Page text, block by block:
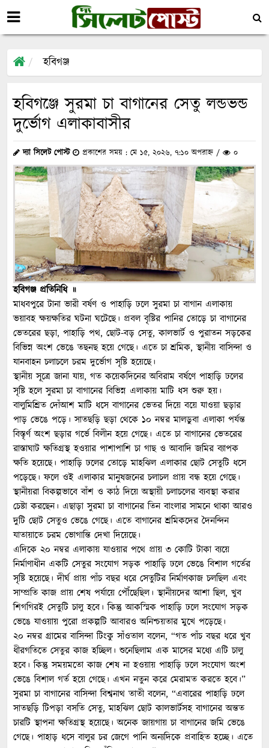
হবিগঞ্জ
হবিগঞ্জে সুরমা চা বাগানের সেতু লন্ডভন্ড
দুর্ভোগ এলাকাবাসীর
দ্যা সিলেট পোস্ট প্রকাশের সময় : মে ১৫, ২০২৬, ৭:১০ অপরাহ্ন / ০
হবিগঞ্জ প্রতিনিধি ॥
মাধবপুরে টানা ভারী বর্ষণ ও পাহাড়ি ঢলে সুরমা চা বাগান এলাকায়
ভয়াবহ ক্ষয়ক্ষতির ঘটনা ঘটেছে। প্রবল বৃষ্টির পানির তোড়ে চা বাগানের
ভেতরের ছড়া, পাহাড়ি পথ, ছোট-বড় সেতু, কালভার্ট ও পুরাতন সড়কের
বিভিন্ন অংশ ভেঙে তছনছ হয়ে গেছে। এতে চা শ্রমিক, স্থানীয় বাসিন্দা ও
যানবাহন চলাচলে চরম দুর্ভোগ সৃষ্টি হয়েছে।
স্থানীয় সূত্রে জানা যায়, গত কয়েকদিনের অবিরাম বর্ষণে পাহাড়ি ঢলের
সৃষ্টি হলে সুরমা চা বাগানের বিভিন্ন এলাকায় মাটি ধস শুরু হয়।
বালুমিশ্রিত দোঁআশ মাটি ধসে বাগানের ভেতর দিয়ে বয়ে যাওয়া ছড়ার
পাড় ভেঙে পড়ে। সাতছড়ি ছড়া থেকে ১০ নম্বর মালডুবা এলাকা পর্যন্ত
বিস্তৃর্ণ অংশ ছড়ার গর্ভে বিলীন হয়ে গেছে। এতে চা বাগানের ভেতরের
রাস্তাঘাট ক্ষতিগ্রস্থ হওয়ার পাশাপাশি চা গাছ ও আবাদি জমির ব্যাপক
ক্ষতি হয়েছে। পাহাড়ি ঢলের তোড়ে মাহঝিল এলাকার ছোট সেতুটি ধসে
পড়েছে। ফলে ওই এলাকার মানুষজনের চলাচল প্রায় বন্ধ হয়ে গেছে।
স্থানীয়রা বিকল্পভাবে বাঁশ ও কাঠ দিয়ে অস্থায়ী চলাচলের ব্যবস্থা করার
চেষ্টা করছেন। এছাড়া সুরমা চা বাগানের তিন বাংলার সামনে থাকা আরও
দুটি ছোট সেতুও ভেঙে গেছে। এতে বাগানের শ্রমিকদের দৈনন্দিন
যাতায়াতে চরম ভোগান্তি দেখা দিয়েছে।
এদিকে ২০ নম্বর এলাকায় যাওয়ার পথে প্রায় ৩ কোটি টাকা ব্যয়ে
নির্মাণাধীন একটি সেতুর সংযোগ সড়ক পাহাড়ি ঢলে ভেঙে বিশাল গর্তের
সৃষ্টি হয়েছে। দীর্ঘ প্রায় পাঁচ বছর ধরে সেতুটির নির্মাণকাজ চলছিল এবং
সাম্প্রতি কাজ প্রায় শেষ পর্যায়ে পৌঁছেছিল। স্থানীয়দের আশা ছিল, খুব
শিগগিরই সেতুটি চালু হবে। কিন্তু আকস্মিক পাহাড়ি ঢলে সংযোগ সড়ক
ভেঙে যাওয়ায় পুরো প্রকল্পটি আবারও অনিশ্চয়তার মুখে পড়েছে।
২০ নম্বর গ্রামের বাসিন্দা টিংকু সাঁওতাল বলেন, “গত পাঁচ বছর ধরে খুব
ধীরগতিতে সেতুর কাজ হচ্ছিল। শুনেছিলাম এক মাসের মধ্যে এটি চালু
হবে। কিন্তু সময়মতো কাজ শেষ না হওয়ায় পাহাড়ি ঢলে সংযোগ অংশ
ভেঙে বিশাল গর্ত হয়ে গেছে। এখন নতুন করে মেরামত করতে হবে।”
সুরমা চা বাগানের বাসিন্দা বিশ্বনাথ তাতী বলেন, “এবারের পাহাড়ি ঢলে
সাতছড়ি টিপড়া বসতি সেতু, মাহঝিল ছোট কালভার্টসহ বাগানের অন্তত
চারটি স্থাপনা ক্ষতিগ্রস্থ হয়েছে। অনেক জায়গায় চা বাগানের জমি ভেঙে
গেছে। পাহাড় ধসে বালুর চর জেগে পানি অন্যদিকে প্রবাহিত হচ্ছে। এতে